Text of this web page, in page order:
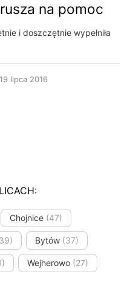
na pomoc
i doszczętnie wypełniła
19 lipca 2016
Chojnice (47)
Bytów (37)
Wejherowo (27)